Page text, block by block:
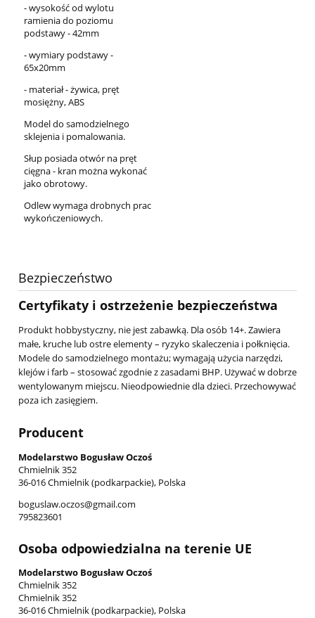
- wysokość od wylotu
ramienia do poziomu
podstawy - 42mm
- wymiary podstawy -
65x20mm
- materiał - żywica, pręt
mosiężny, ABS
Model do samodzielnego
sklejenia i pomalowania.
Słup posiada otwór na pręt
cięgna - kran można wykonać
jako obrotowy.
Odlew wymaga drobnych prac
wykończeniowych.
Bezpieczeństwo
Certyfikaty i ostrzeżenie bezpieczeństwa
Produkt hobbystyczny, nie jest zabawką. Dla osób 14+. Zawiera
małe, kruche lub ostre elementy – ryzyko skaleczenia i połknięcia.
Modele do samodzielnego montażu; wymagają użycia narzędzi,
klejów i farb – stosować zgodnie z zasadami BHP. Używać w dobrze
wentylowanym miejscu. Nieodpowiednie dla dzieci. Przechowywać
poza ich zasięgiem.
Producent
Modelarstwo Bogusław Oczoś
Chmielnik 352
36-016 Chmielnik (podkarpackie), Polska
boguslaw.oczos@gmail.com
795823601
Osoba odpowiedzialna na terenie UE
Modelarstwo Bogusław Oczoś
Chmielnik 352
Chmielnik 352
36-016 Chmielnik (podkarpackie), Polska